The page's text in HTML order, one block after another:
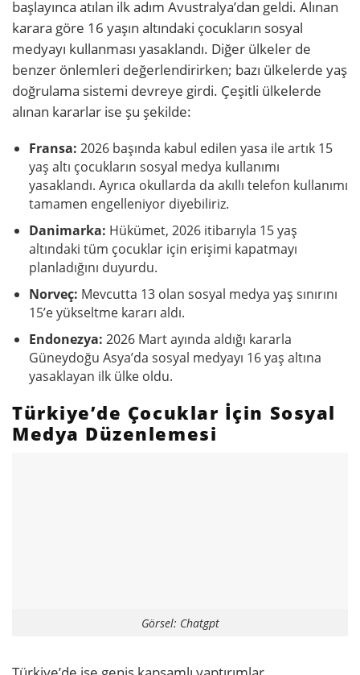
başlayınca atılan ilk adım Avustralya’dan geldi. Alınan
karara göre 16 yaşın altındaki çocukların sosyal
medyayı kullanması yasaklandı. Diğer ülkeler de
benzer önlemleri değerlendirirken; bazı ülkelerde yaş
doğrulama sistemi devreye girdi. Çeşitli ülkelerde
alınan kararlar ise şu şekilde:
Fransa: 2026 başında kabul edilen yasa ile artık 15
yaş altı çocukların sosyal medya kullanımı
yasaklandı. Ayrıca okullarda da akıllı telefon kullanımı
tamamen engelleniyor diyebiliriz.
Danimarka: Hükümet, 2026 itibarıyla 15 yaş
altındaki tüm çocuklar için erişimi kapatmayı
planladığını duyurdu.
Norveç: Mevcutta 13 olan sosyal medya yaş sınırını
15’e yükseltme kararı aldı.
Endonezya: 2026 Mart ayında aldığı kararla
Güneydoğu Asya’da sosyal medyayı 16 yaş altına
yasaklayan ilk ülke oldu.
Türkiye’de Çocuklar İçin Sosyal
Medya Düzenlemesi
Görsel: Chatgpt